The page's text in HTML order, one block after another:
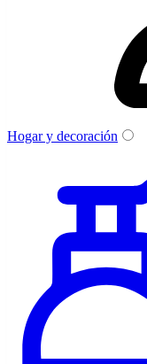
Hogar y decoración